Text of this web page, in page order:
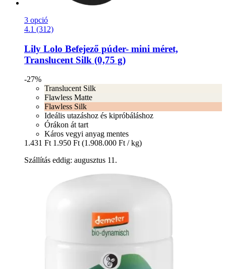
3 opció
4.1 (312)
Lily Lolo Befejező púder-​ mini méret,
Translucent Silk (0,75 g)
-27%
Translucent Silk
Flawless Matte
Flawless Silk
Ideális utazáshoz és kipróbáláshoz
Órákon át tart
Káros vegyi anyag mentes
1.431 Ft 1.950 Ft (1.908.000 Ft / kg)
Szállítás eddig: augusztus 11.